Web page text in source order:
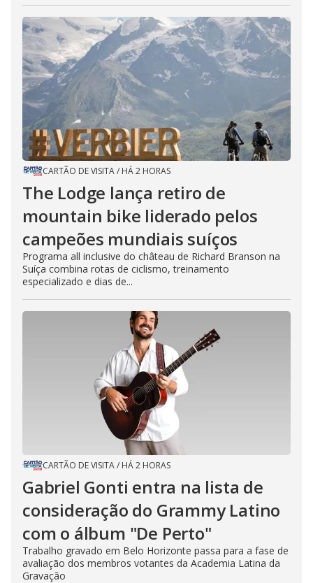
CARTÃO DE VISITA/ HÁ 2 HORAS
The Lodge lança retiro de
mountain bike liderado pelos
campeões mundiais suíços
Programa all inclusive do château de Richard Branson na
Suíça combina rotas de ciclismo, treinamento
especializado e dias de...
CARTÃO DE VISITA/ HÁ 2 HORAS
Gabriel Gonti entra na lista de
consideração do Grammy Latino
com o álbum "De Perto"
Trabalho gravado em Belo Horizonte passa para a fase de
avaliação dos membros votantes da Academia Latina da
Gravação